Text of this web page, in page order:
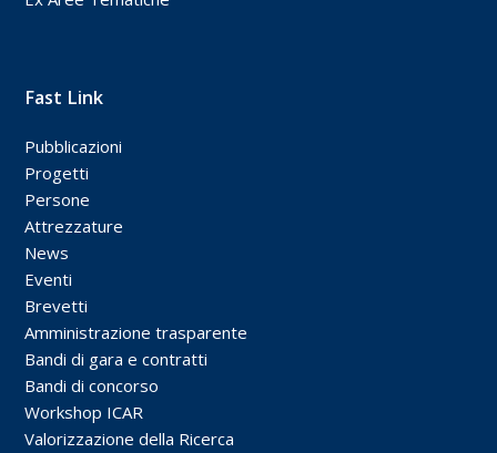
Fast Link
Pubblicazioni
Progetti
Persone
Attrezzature
News
Eventi
Brevetti
Amministrazione trasparente
Bandi di gara e contratti
Bandi di concorso
Workshop ICAR
Valorizzazione della Ricerca